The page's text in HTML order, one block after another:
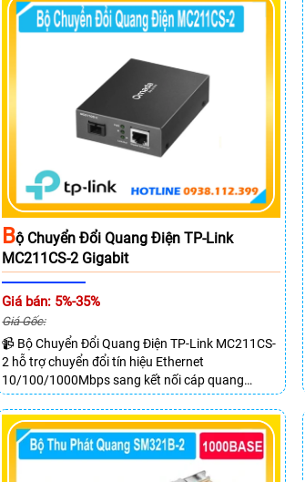
BỘ Chuyển Đổi Quang Điện TP-Link
MC211CS-2 Gigabit
Giá bán: 5%-35%
Giá Gốc:
📹 Bộ Chuyển Đổi Quang Điện TP-Link MC211CS-
2 hỗ trợ chuyển đổi tín hiệu Ethernet
10/100/1000Mbps sang kết nối cáp quang
Gigabit Single Mode SC WDM hai chiều. Trang bị 1
cổng RJ45 Gigabit Auto MDI/MDIX và 1 cổng SC
Gigabit, hỗ trợ truyền dữ liệu hai chiều đồng thời
lên đến 20km.